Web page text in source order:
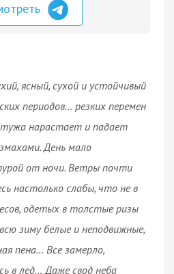
ясный, сухой и устойчивый
периодов… резких перемен
нарастает и падает
День мало
от ночи. Ветры почти
настолько слабы, что не в
одетых в толстые ризы
зиму белые и неподвижные,
пена… Все замерло,
в лед… Даже свод неба